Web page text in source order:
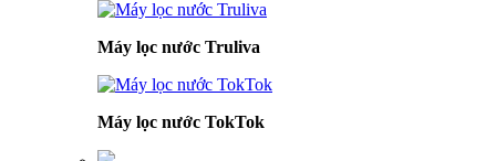
Máy lọc nước Truliva
Máy lọc nước TokTok